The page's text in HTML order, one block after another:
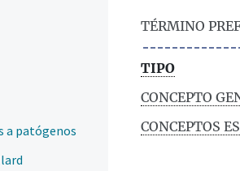
a patógenos
TÉRMINO
TIPO
CONCEPTO
CONCEPTOS